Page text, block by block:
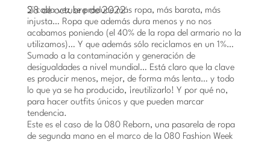
28 de octubre de 2022
Si cada vez se produce más ropa, más barata, más
injusta… Ropa que además dura menos y no nos
acabamos poniendo (el 40% de la ropa del armario no la
utilizamos)… Y que además sólo reciclamos en un 1%…
Sumado a la contaminación y generación de
desigualdades a nivel mundial… Está claro que la clave
es producir menos, mejor, de forma más lenta… y todo
lo que ya se ha producido, ¡reutilizarlo! Y por qué no,
para hacer outfits únicos y que pueden marcar
tendencia.
Este es el caso de la 080 Reborn, una pasarela de ropa
de segunda mano en el marco de la 080 Fashion Week